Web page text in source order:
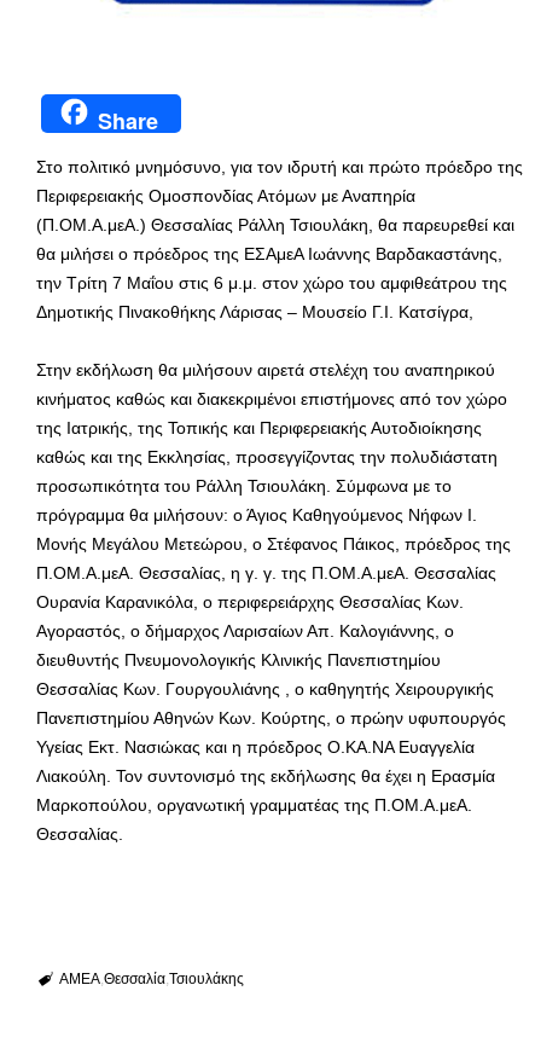
Share
Στο πολιτικό μνημόσυνο, για τον ιδρυτή και πρώτο πρόεδρο της
Περιφερειακής Ομοσπονδίας Ατόμων με Αναπηρία
(Π.ΟΜ.Α.μεΑ.) Θεσσαλίας Ράλλη Τσιουλάκη, θα παρευρεθεί και
θα μιλήσει ο πρόεδρος της ΕΣΑμεΑ Ιωάννης Βαρδακαστάνης,
την Τρίτη 7 Μαΐου στις 6 μ.μ. στον χώρο του αμφιθεάτρου της
Δημοτικής Πινακοθήκης Λάρισας – Μουσείο Γ.Ι. Κατσίγρα,
Στην εκδήλωση θα μιλήσουν αιρετά στελέχη του αναπηρικού
κινήματος καθώς και διακεκριμένοι επιστήμονες από τον χώρο
της Ιατρικής, της Τοπικής και Περιφερειακής Αυτοδιοίκησης
καθώς και της Εκκλησίας, προσεγγίζοντας την πολυδιάστατη
προσωπικότητα του Ράλλη Τσιουλάκη. Σύμφωνα με το
πρόγραμμα θα μιλήσουν: ο Άγιος Καθηγούμενος Νήφων Ι.
Μονής Μεγάλου Μετεώρου, ο Στέφανος Πάικος, πρόεδρος της
Π.ΟΜ.Α.μεΑ. Θεσσαλίας, η γ. γ. της Π.ΟΜ.Α.μεΑ. Θεσσαλίας
Ουρανία Καρανικόλα, ο περιφερειάρχης Θεσσαλίας Κων.
Αγοραστός, ο δήμαρχος Λαρισαίων Απ. Καλογιάννης, ο
διευθυντής Πνευμονολογικής Κλινικής Πανεπιστημίου
Θεσσαλίας Κων. Γουργουλιάνης , ο καθηγητής Χειρουργικής
Πανεπιστημίου Αθηνών Κων. Κούρτης, ο πρώην υφυπουργός
Υγείας Εκτ. Νασιώκας και η πρόεδρος Ο.ΚΑ.ΝΑ Ευαγγελία
Λιακούλη. Τον συντονισμό της εκδήλωσης θα έχει η Ερασμία
Μαρκοπούλου, οργανωτική γραμματέας της Π.ΟΜ.Α.μεΑ.
Θεσσαλίας.
ΑΜΕΑ Θεσσαλία Τσιουλάκης